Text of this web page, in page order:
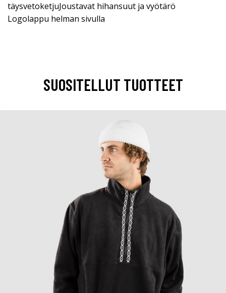
täysvetoketjuJoustavat hihansuut ja vyötärö
Logolappu helman sivulla
SUOSITELLUT TUOTTEET